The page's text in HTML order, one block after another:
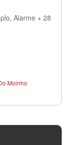
Alarme + 28
Moinho